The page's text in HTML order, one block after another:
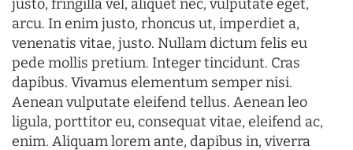
justo, fringilla vel, aliquet nec, vulputate eget,
arcu. In enim justo, rhoncus ut, imperdiet a,
venenatis vitae, justo. Nullam dictum felis eu
pede mollis pretium. Integer tincidunt. Cras
dapibus. Vivamus elementum semper nisi.
Aenean vulputate eleifend tellus. Aenean leo
ligula, porttitor eu, consequat vitae, eleifend ac,
enim. Aliquam lorem ante, dapibus in, viverra